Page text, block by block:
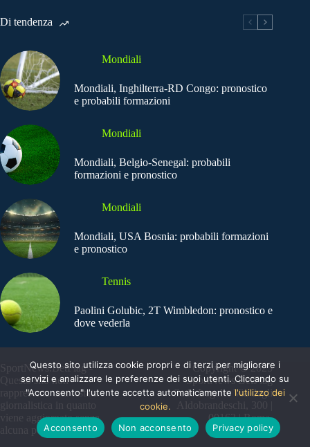
Di tendenza
Mondiali
Mondiali, Inghilterra-RD Congo: pronostico
e probabili formazioni
Mondiali
Mondiali, Belgio-Senegal: probabili
formazioni e pronostico
Mondiali
Mondiali, USA Bosnia: probabili formazioni
e pronostico
Tennis
Paolini Golubic, 2T Wimbledon: pronostico e
dove vederla
SportNews.BetFlag -
Questo sito non
rappresenta una testata
giornalistica in quanto
viene aggiornato senza
alcuna periodicità
Copyright © 2025
SportNews BetFlag
Sede Legale: Via degli
Aldobrandeschi, 300 |
00163 | Roma
Questo sito utilizza cookie propri e di terzi per migliorare i
servizi e analizzare le preferenze dei suoi utenti. Cliccando su
"Acconsento" l'utente accetta automaticamente l'utilizzo dei
cookie.
Acconsento
Non acconsento Privacy policy